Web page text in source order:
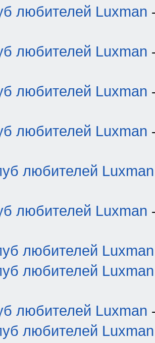
любителей Luxman
любителей Luxman
любителей Luxman
любителей Luxman
любителей Luxman
любителей Luxman
любителей Luxman
любителей Luxman
любителей Luxman
любителей Luxman